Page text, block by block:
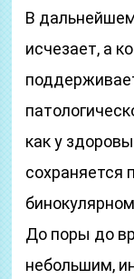
В
исчезает, а
как у
сохраняется
До поры до
небольшим,